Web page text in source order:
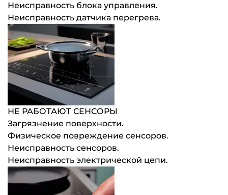
Неисправность блока управления.
Неисправность датчика перегрева.
НЕ РАБОТАЮТ СЕНСОРЫ
Загрязнение поверхности.
Физическое повреждение сенсоров.
Неисправность сенсоров.
Неисправность электрической цепи.